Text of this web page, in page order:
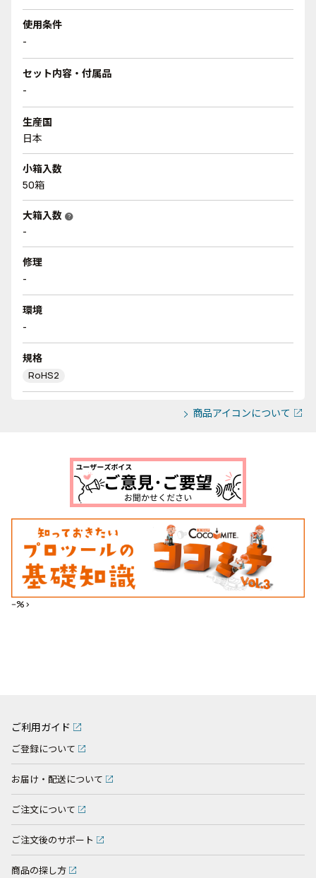
使用条件
-
セット内容・付属品
-
生産国
日本
小箱入数
50箱
大箱入数 help
-
修理
-
環境
-
規格
RoHS2
商品アイコンについて
--%>
ご利用ガイド
ご登録について
お届け・配送について
ご注文について
ご注文後のサポート
商品の探し方